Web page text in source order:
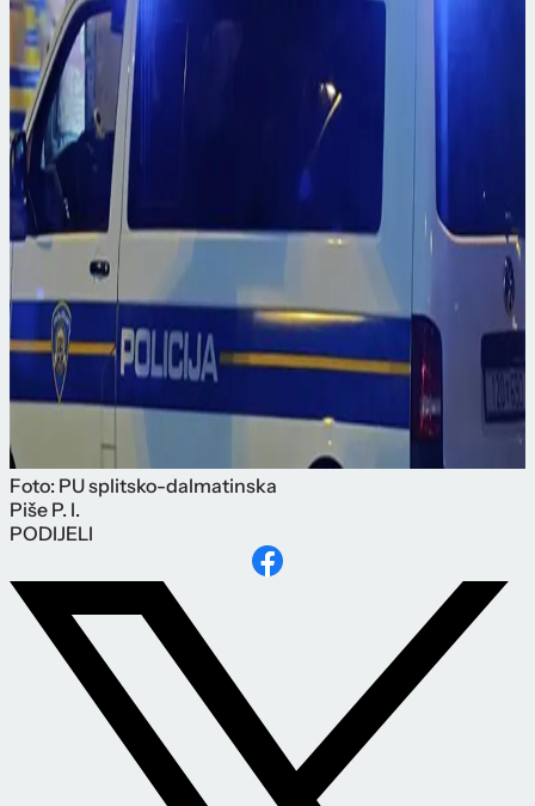
Foto: PU splitsko-dalmatinska
Piše P. I.
PODIJELI